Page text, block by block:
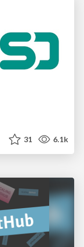
31 6.1k